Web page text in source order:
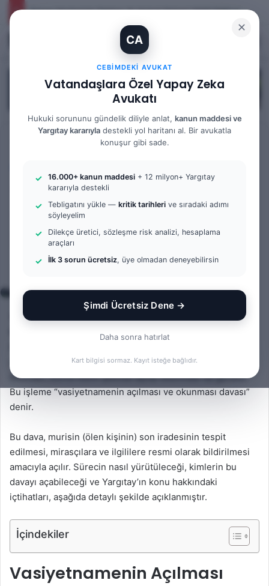
✕
CA
CEBIMDEKI AVUKAT
Vatandaşlara Özel Yapay Zeka
Avukatı
Hukuki sorununu gündelik diliyle anlat, kanun maddesi ve
Yargıtay kararıyla destekli yol haritanı al. Bir avukatla
konuşur gibi sade.
16.000+ kanun maddesi + 12 milyon+ Yargıtay
kararıyla destekli
Tebligatını yükle — kritik tarihleri ve sıradaki adımı
söyleyelim
Dilekçe üretici, sözleşme risk analizi, hesaplama
araçları
İlk 3 sorun ücretsiz, üye olmadan deneyebilirsin
Şimdi Ücretsiz Dene →
Daha sonra hatırlat
Kart bilgisi sormaz. Kayıt isteğe bağlıdır.
Yargıtay Kararı İncelemesi ve Tanık Beyanları: 9. Hukuk Dairesi 2025/7089 K.
Bilgi Bankası
Vasiyetnamenin Açılması
ve Okunması Davası Nedir?
| Avukat Gökhan Yağmur
göndermek
Vasiyetname, kişinin ölümünden sonra malvarlığının
kimlere ve nasıl intikal edeceğini belirlediği, tek taraflı
geçerli olabilmesi için sadece düzenlenmiş olması yetmez,
ölümden sonra resmi şekilde açılıp okunması da gerekir.
Bu işleme “vasiyetnamenin açılması ve okunması davası”
denir.
Bu dava, murisin (ölen kişinin) son iradesinin tespit
edilmesi, mirasçılara ve ilgililere resmi olarak bildirilmesi
amacıyla açılır. Sürecin nasıl yürütüleceği, kimlerin bu
davayı açabileceği ve Yargıtay’ın konu hakkındaki
içtihatları, aşağıda detaylı şekilde açıklanmıştır.
İçindekiler
Vasiyetnamenin Açılması